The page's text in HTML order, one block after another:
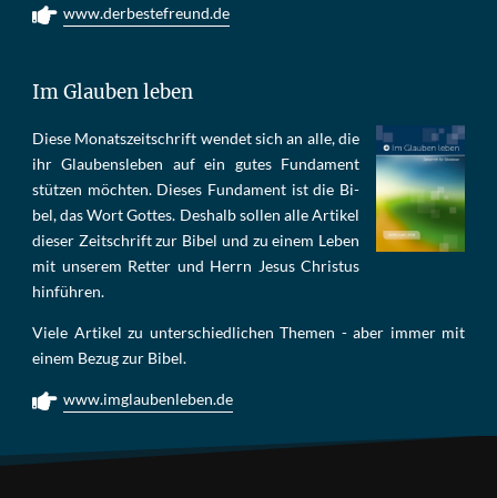
www.derbestefreund.de
Im Glauben leben
Die­se Mo­nats­zeit­schrift wen­det sich an alle, die
ihr Glau­bens­le­ben auf ein gu­tes Fun­da­ment
stüt­zen möch­ten. Die­ses Fun­da­ment ist die Bi­
bel, das Wort Got­tes. Des­halb sol­len al­le Ar­ti­kel
die­ser Zeit­schrift zur Bi­bel und zu ei­nem Le­ben
mit un­se­rem Ret­ter und Herrn Je­sus Chris­tus
hin­füh­ren.
Viele Artikel zu unterschiedlichen Themen - aber immer mit
einem Bezug zur Bibel.
www.imglaubenleben.de